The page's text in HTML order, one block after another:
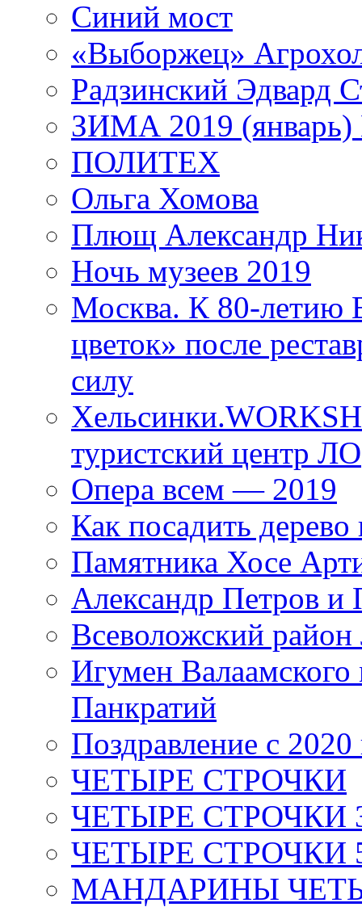
Синий мост
«Выборжец»
Радзинский Эдвард
ЗИМА 2019 (январь)
ПОЛИТЕХ
Ольга Хомова
Плющ Александр
Ночь музеев 2019
Москва. К 80-
цветок» после
силу
туристский центр ЛО
Опера всем — 2019
Как посадить дерево
Памятника Хосе
Александр Петров и
Всеволожский район
Игумен
Панкратий
Поздравление с 2020
ЧЕТЫРЕ СТРОЧКИ
ЧЕТЫРЕ СТРОЧКИ 3
ЧЕТЫРЕ СТРОЧКИ 5
МАНДАРИНЫ